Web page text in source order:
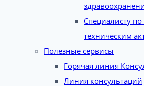
Специалисту
техническим
Полезные сервисы
Горячая линия
Линия консультаций